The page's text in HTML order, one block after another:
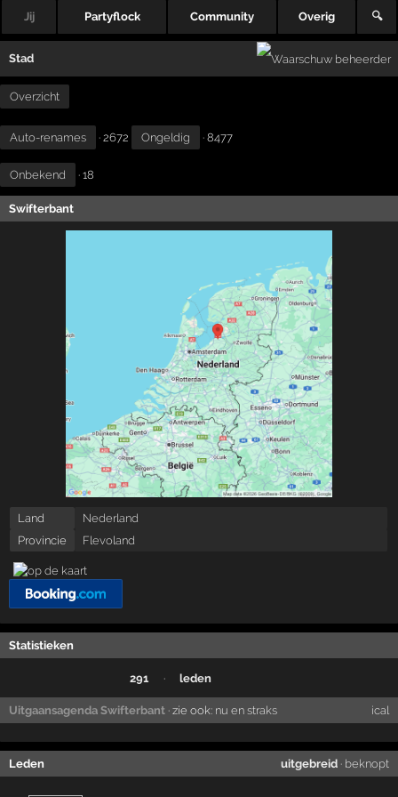
Jij Partyflock Community Overig 🔍
Stad
Overzicht
Auto-renames · 2672 Ongeldig · 8477
Onbekend · 18
Swifterbant
Land
Nederland
Provincie
Flevoland
Statistieken
291 · leden
Uitgaansagenda Swifterbant · zie ook: nu en straks ical
Leden uitgebreid· beknopt